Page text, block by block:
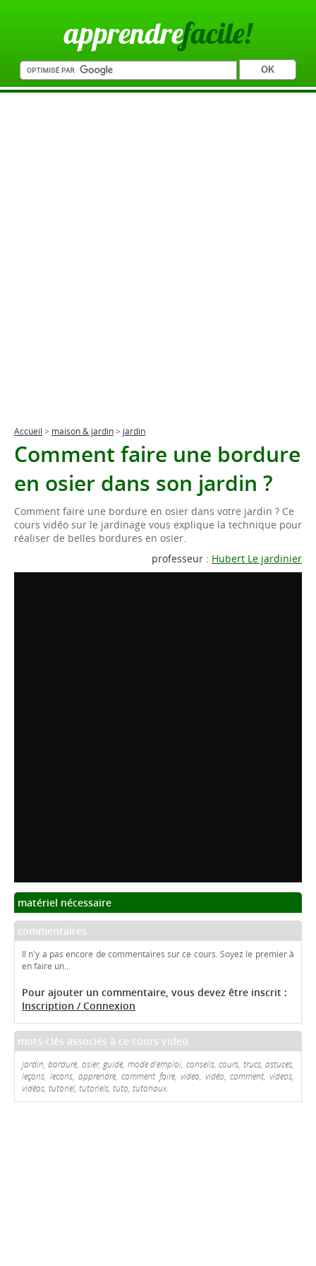
apprendrefacile!
Accueil > maison & jardin> jardin
Comment faire une bordure
en osier dans son jardin ?
Comment faire une bordure en osier dans votre jardin ? Ce
cours vidéo sur le jardinage vous explique la technique pour
réaliser de belles bordures en osier.
professeur : Hubert Le jardinier
matériel nécessaire
commentaires
Il n'y a pas encore de commentaires sur ce cours. Soyez le premier à
en faire un...
Pour ajouter un commentaire, vous devez être inscrit :
Inscription / Connexion
mots-clés associés à ce cours video
jardin, bordure, osier, guide, mode d'emploi, conseils, cours, trucs, astuces,
leçons, lecons, apprendre, comment faire, video, vidéo, comment, videos,
vidéos, tutoriel, tutoriels, tuto, tutoriaux.